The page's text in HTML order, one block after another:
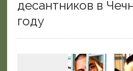
десантников в
году